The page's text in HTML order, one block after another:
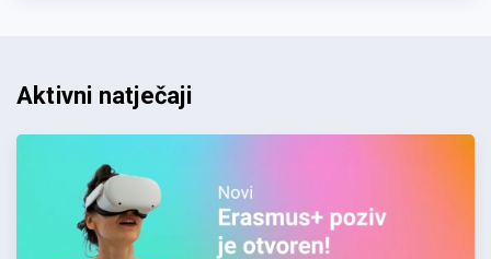
Aktivni natječaji